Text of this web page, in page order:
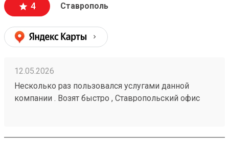
4 Ставрополь
12.05.2026
Несколько раз пользовался услугами данной
компании . Возят быстро , Ставропольский офис
поддержки все решается . Заказ № 260425670